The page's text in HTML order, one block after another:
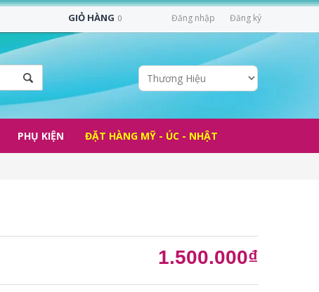
Đăng nhập Đăng ký
GIỎ HÀNG 0
PHỤ KIỆN ĐẶT HÀNG MỸ - ÚC - NHẬT
1.500.000₫